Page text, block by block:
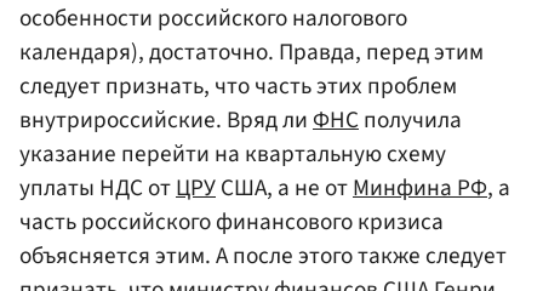
особенности российского налогового
календаря), достаточно. Правда, перед этим
следует признать, что часть этих проблем
внутрироссийские. Вряд лиФНСполучила
указание перейти на квартальную схему
уплаты НДС отЦРУСША, а не отМинфина РФ, а
часть российского финансового кризиса
объясняется этим. А после этого также следует